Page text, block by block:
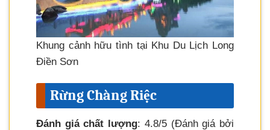
Khung cảnh hữu tình tại Khu Du Lịch Long
Điền Sơn
Rừng Chàng Riệc
Đánh giá chất lượng: 4.8/5 (Đánh giá bởi